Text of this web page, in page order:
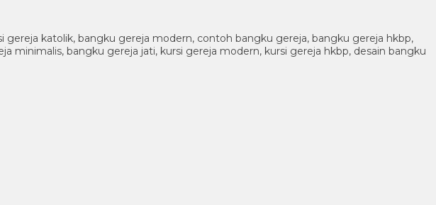
gereja katolik, bangku gereja modern, contoh bangku gereja, bangku gereja hkbp,
minimalis, bangku gereja jati, kursi gereja modern, kursi gereja hkbp, desain bangku